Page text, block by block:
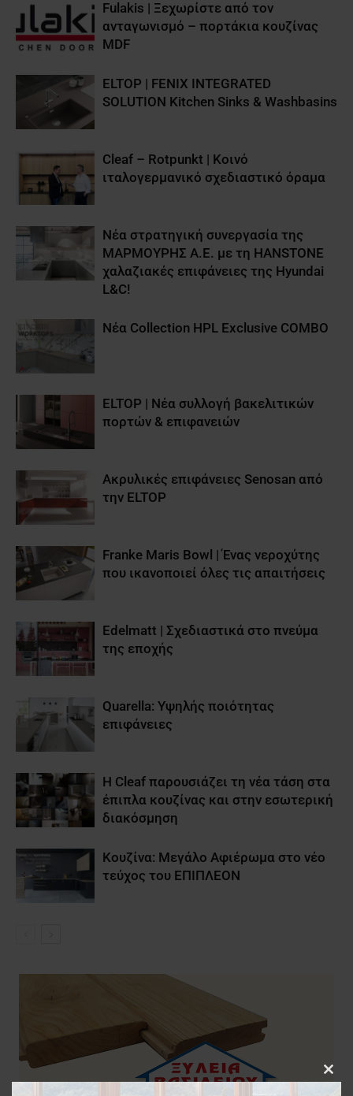
Fulakis | Ξεχωρίστε από τον
ανταγωνισμό – πορτάκια κουζίνας
MDF
ELTOP | FENIX INTEGRATED
SOLUTION Kitchen Sinks & Washbasins
Cleaf – Rotpunkt | Κοινό
ιταλογερμανικό σχεδιαστικό όραμα
Νέα στρατηγική συνεργασία της
ΜΑΡΜΟΥΡΗΣ Α.Ε. με τη HANSTONE
χαλαζιακές επιφάνειες της Hyundai
L&C!
Nέα Collection HPL Exclusive COMBO
ELTOP | Νέα συλλογή βακελιτικών
πορτών & επιφανειών
Aκρυλικές επιφάνειες Senosan από
την ELTOP
Franke Maris Bowl | Ένας νεροχύτης
που ικανοποιεί όλες τις απαιτήσεις
Edelmatt | Σχεδιαστικά στο πνεύμα
της εποχής
Quarella: Υψηλής ποιότητας
επιφάνειες
Η Cleaf παρουσιάζει τη νέα τάση στα
έπιπλα κουζίνας και στην εσωτερική
διακόσμηση
Κουζίνα: Μεγάλο Αφιέρωμα στο νέο
τεύχος του ΕΠΙΠΛΕΟΝ